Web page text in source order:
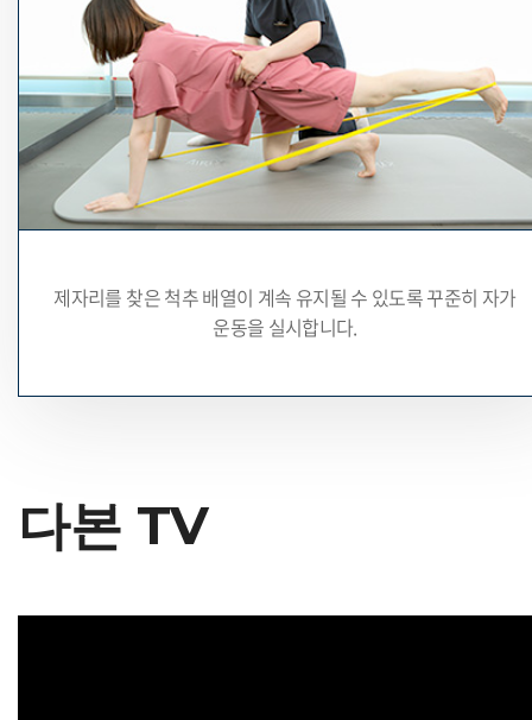
제자리를 찾은 척추 배열이 계속 유지될 수 있도록꾸준히 자가
운동을 실시합니다.
다본 TV